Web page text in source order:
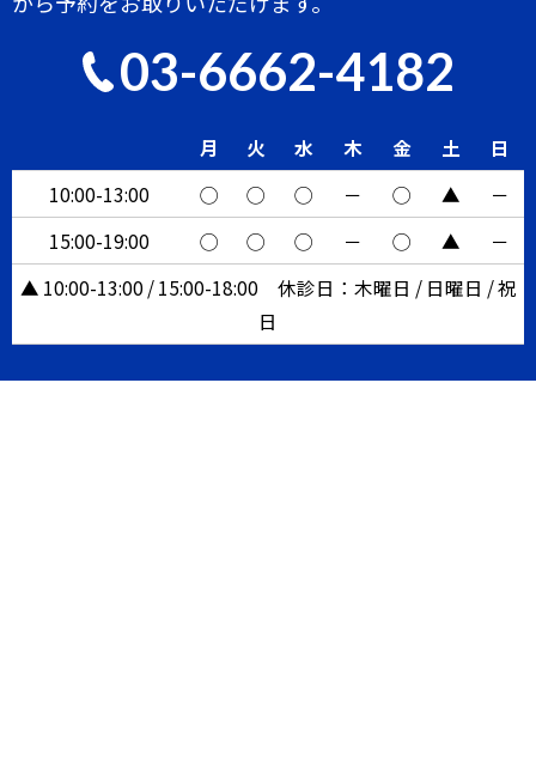
03-6662-4182
月 火 水 木 金 土
日
10:00-13:00
◯ ◯ ◯ － ◯ ▲
－
15:00-19:00
◯ ◯ ◯ － ◯ ▲
－
▲ 10:00-13:00 / 15:00-18:00 休診日：木曜日 / 日曜日 / 祝
日